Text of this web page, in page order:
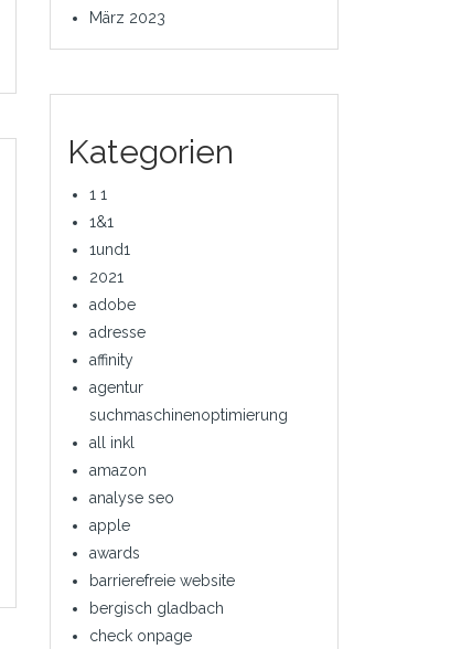
März 2023
Kategorien
1 1
1&1
1und1
2021
adobe
adresse
affinity
agentur
suchmaschinenoptimierung
all inkl
amazon
analyse seo
apple
awards
barrierefreie website
bergisch gladbach
check onpage